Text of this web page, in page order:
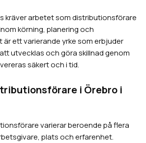
kräver arbetet som distributionsförare
körning, planering och
är ett varierande yrke som erbjuder
utvecklas och göra skillnad genom
säkert och i tid.
i Örebro i
varierar beroende på flera
plats och erfarenhet.